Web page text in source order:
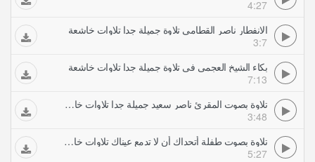
4:27
الانفطار ناصر القطامي تلاوة جميلة جدا تلاوات خاشعة
3:7
بكاء الشيخ العجمي في تلاوة جميلة جدا تلاوات خاشعة
7:13
تلاوة بصوت المقرئ ناصر سعيد جميلة جدا تلاوات خاشعة
3:48
تلاوة بصوت طفلة أتحداك أن لا تدمع عيناك تلاوات خاشعة
5:27